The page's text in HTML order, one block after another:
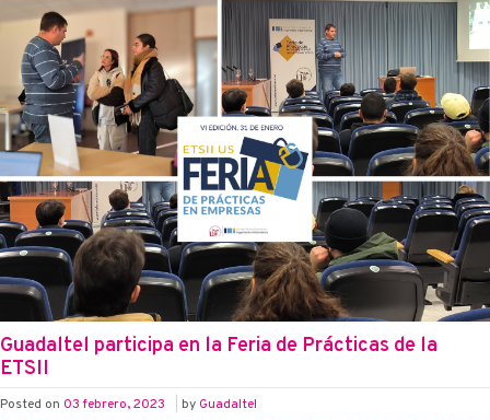
Guadaltel participa en la Feria de Prácticas de la
ETSII
Posted on 03 febrero, 2023 by Guadaltel